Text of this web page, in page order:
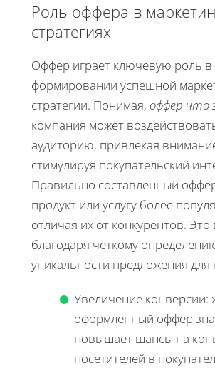
Роль оффера в
стратегиях
Оффер играет ключевую роль в
формировании успешной
стратегии. Понимая, оффер что
компания может
аудиторию, привлекая
стимулируя покупательский
Правильно составленный
продукт или услугу более
отличая их от конкурентов.
благодаря четкому
уникальности предложения для
Увеличение конверсии:
оформленный оффер
повышает шансы на
посетителей в